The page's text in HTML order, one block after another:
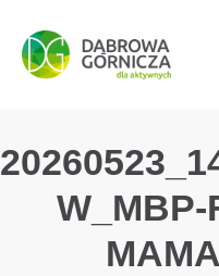
PRZEJDŹ DO MENU
PRZEJDŹ DO
PRZEJDŹ DO TREŚCI
W_MBP-